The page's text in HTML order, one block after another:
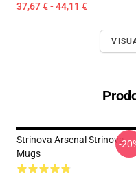
37,67 € - 44,11 €
Strinova Arsenal Strinova
Mugs
-